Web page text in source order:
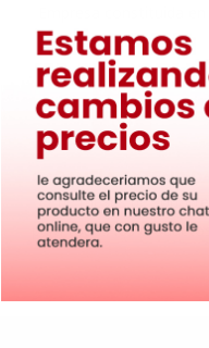
Chile
Garantía Extendida
12 de meses de soporte
para todos los productos